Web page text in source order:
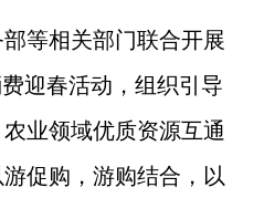
等相关部门联合开展
迎春活动，组织引导
业领域优质资源互通
促购，游购结合，以